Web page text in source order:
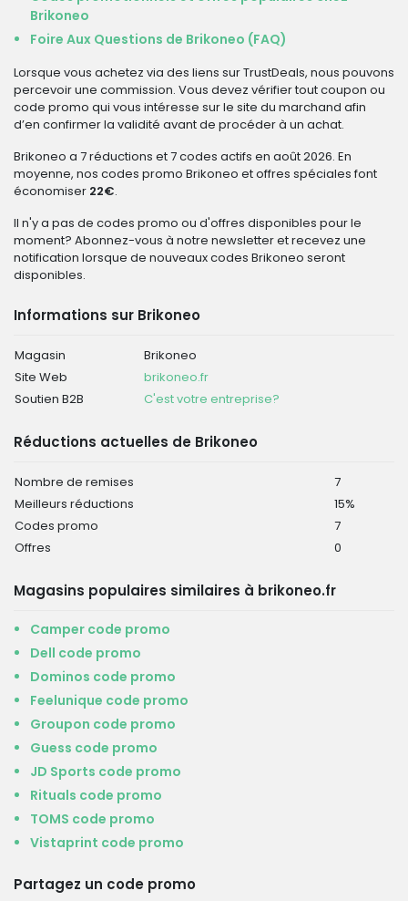
Brikoneo
Foire Aux Questions de Brikoneo (FAQ)
Lorsque vous achetez via des liens sur TrustDeals, nous pouvons
percevoir une commission. Vous devez vérifier tout coupon ou
code promo qui vous intéresse sur le site du marchand afin
d’en confirmer la validité avant de procéder à un achat.
Brikoneo a 7 réductions et 7 codes actifs en août 2026. En
moyenne, nos codes promo Brikoneo et offres spéciales font
économiser 22€.
Il n'y a pas de codes promo ou d'offres disponibles pour le
moment? Abonnez-vous à notre newsletter et recevez une
notification lorsque de nouveaux codes Brikoneo seront
disponibles.
Informations sur Brikoneo
Magasin
Brikoneo
Site Web
brikoneo.fr
Soutien B2B
C'est votre entreprise?
Réductions actuelles de Brikoneo
Nombre de remises
7
Meilleurs réductions
15%
Codes promo
7
Offres
0
Magasins populaires similaires à brikoneo.fr
Camper code promo
Dell code promo
Dominos code promo
Feelunique code promo
Groupon code promo
Guess code promo
JD Sports code promo
Rituals code promo
TOMS code promo
Vistaprint code promo
Partagez un code promo